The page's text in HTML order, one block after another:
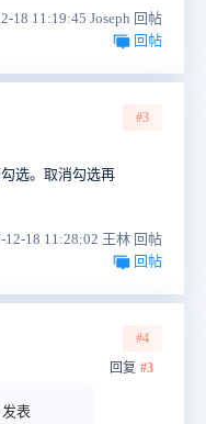
18 11:19:45 Joseph 回帖
回帖
#3
选。取消勾选再
12-18 11:28:02 王林 回帖
回帖
#4
回复 #3
发表